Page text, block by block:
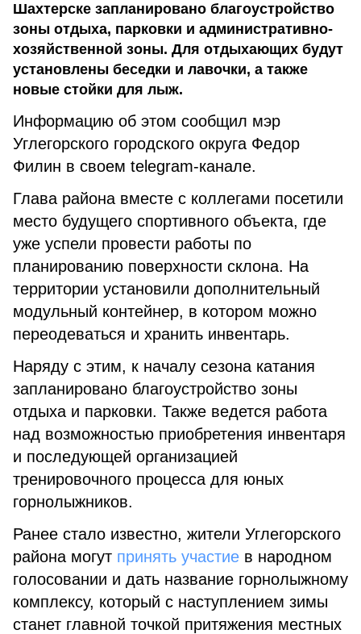
Шахтерске запланировано благоустройство
зоны отдыха, парковки и административно-
хозяйственной зоны. Для отдыхающих будут
установлены беседки и лавочки, а также
новые стойки для лыж.
Информацию об этом сообщил мэр
Углегорского городского округа Федор
Филин в своем telegram-канале.
Глава района вместе с коллегами посетили
место будущего спортивного объекта, где
уже успели провести работы по
планированию поверхности склона. На
территории установили дополнительный
модульный контейнер, в котором можно
переодеваться и хранить инвентарь.
Наряду с этим, к началу сезона катания
запланировано благоустройство зоны
отдыха и парковки. Также ведется работа
над возможностью приобретения инвентаря
и последующей организацией
тренировочного процесса для юных
горнолыжников.
Ранее стало известно, жители Углегорского
района могут принять участие в народном
голосовании и дать название горнолыжному
комплексу, который с наступлением зимы
станет главной точкой притяжения местных